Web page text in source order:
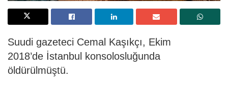
Suudi gazeteci Cemal Kaşıkçı, Ekim
2018’de İstanbul konsolosluğunda
öldürülmüştü.